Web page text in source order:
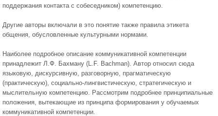
поддержания контакта с собеседником) компетенцию.
Другие авторы включали в это понятие также правила этикета
общения, обусловленные культурными нормами.
Наиболее подробное описание коммуникативной компетенции
принадлежит Л.Ф. Бахману (L.F. Bachman). Автор относил сюда
языковую, дискурсивную, разговорную, прагматическую
(практическую), социально-лингвистическую, стратегическую и
мыслительную компетенцию. Рассмотрим подробнее принципиальные
положения, вытекающие из принципа формирования у обучаемых
коммуникативной компетенции.